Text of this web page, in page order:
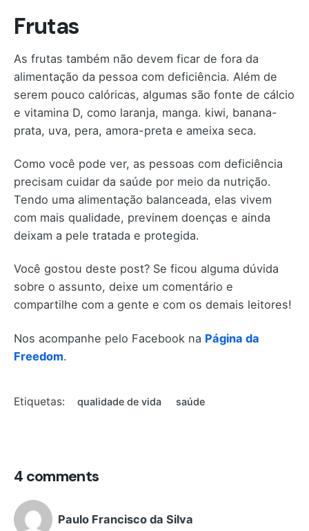
Frutas
As frutas também não devem ficar de fora da
alimentação da pessoa com deficiência. Além de
serem pouco calóricas, algumas são fonte de cálcio
e vitamina D, como laranja, manga. kiwi, banana-
prata, uva, pera, amora-preta e ameixa seca.
Como você pode ver, as pessoas com deficiência
precisam cuidar da saúde por meio da nutrição.
Tendo uma alimentação balanceada, elas vivem
com mais qualidade, previnem doenças e ainda
deixam a pele tratada e protegida.
Você gostou deste post? Se ficou alguma dúvida
sobre o assunto, deixe um comentário e
compartilhe com a gente e com os demais leitores!
Nos acompanhe pelo Facebook na Página da
Freedom.
Etiquetas: qualidade de vida saúde
4 comments
Paulo Francisco da Silva